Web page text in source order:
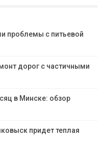
проблемы с питьевой
дорог с частичными
в Минске: обзор
придет теплая